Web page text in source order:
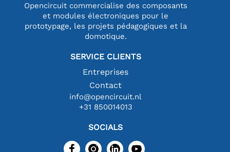
Opencircuit commercialise des composants
et modules électroniques pour le
prototypage, les projets pédagogiques et la
domotique.
SERVICE CLIENTS
Entreprises
Contact
info@opencircuit.nl
+31 850014013
SOCIALS